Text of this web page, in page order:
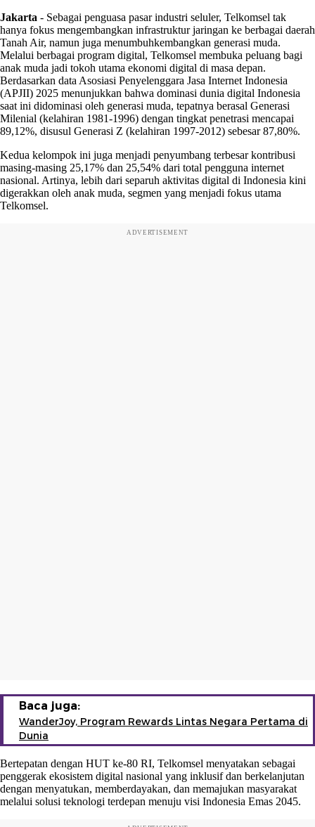
Jakarta - Sebagai penguasa pasar industri seluler, Telkomsel tak
hanya fokus mengembangkan infrastruktur jaringan ke berbagai daerah
Tanah Air, namun juga menumbuhkembangkan generasi muda.
Melalui berbagai program digital, Telkomsel membuka peluang bagi
anak muda jadi tokoh utama ekonomi digital di masa depan.
Berdasarkan data Asosiasi Penyelenggara Jasa Internet Indonesia
(APJII) 2025 menunjukkan bahwa dominasi dunia digital Indonesia
saat ini didominasi oleh generasi muda, tepatnya berasal Generasi
Milenial (kelahiran 1981-1996) dengan tingkat penetrasi mencapai
89,12%, disusul Generasi Z (kelahiran 1997-2012) sebesar 87,80%.
Kedua kelompok ini juga menjadi penyumbang terbesar kontribusi
masing-masing 25,17% dan 25,54% dari total pengguna internet
nasional. Artinya, lebih dari separuh aktivitas digital di Indonesia kini
digerakkan oleh anak muda, segmen yang menjadi fokus utama
Telkomsel.
ADVERTISEMENT
Baca juga:
WanderJoy, Program Rewards Lintas Negara Pertama di
Dunia
Bertepatan dengan HUT ke-80 RI, Telkomsel menyatakan sebagai
penggerak ekosistem digital nasional yang inklusif dan berkelanjutan
dengan menyatukan, memberdayakan, dan memajukan masyarakat
melalui solusi teknologi terdepan menuju visi Indonesia Emas 2045.